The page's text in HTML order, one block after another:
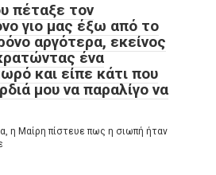
πέταξε τον
γιο μας έξω από το
αργότερα, εκείνος
ένα
και είπε κάτι που
μου να παραλίγο να
η Μαίρη πίστευε πως η σιωπή ήταν